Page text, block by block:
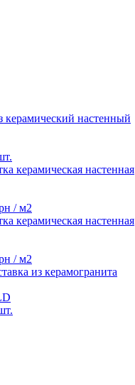
керамический настенный
керамическая настенная
/ м2
керамическая настенная
/ м2
из керамогранита